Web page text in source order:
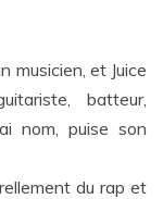
musicien, et Juice
batteur,
nom, puise son
du rap et